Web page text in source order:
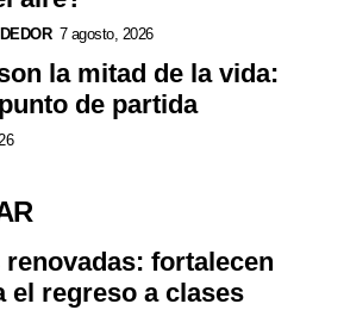
7 agosto, 2026
la mitad de la vida:
de partida
renovadas: fortalecen
el regreso a clases